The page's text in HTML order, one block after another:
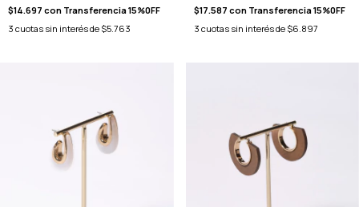
$14.697 con Transferencia 15%0FF
3 cuotas sin interés de $5.763
$17.587 con Transferencia 15%0FF
3 cuotas sin interés de $6.897